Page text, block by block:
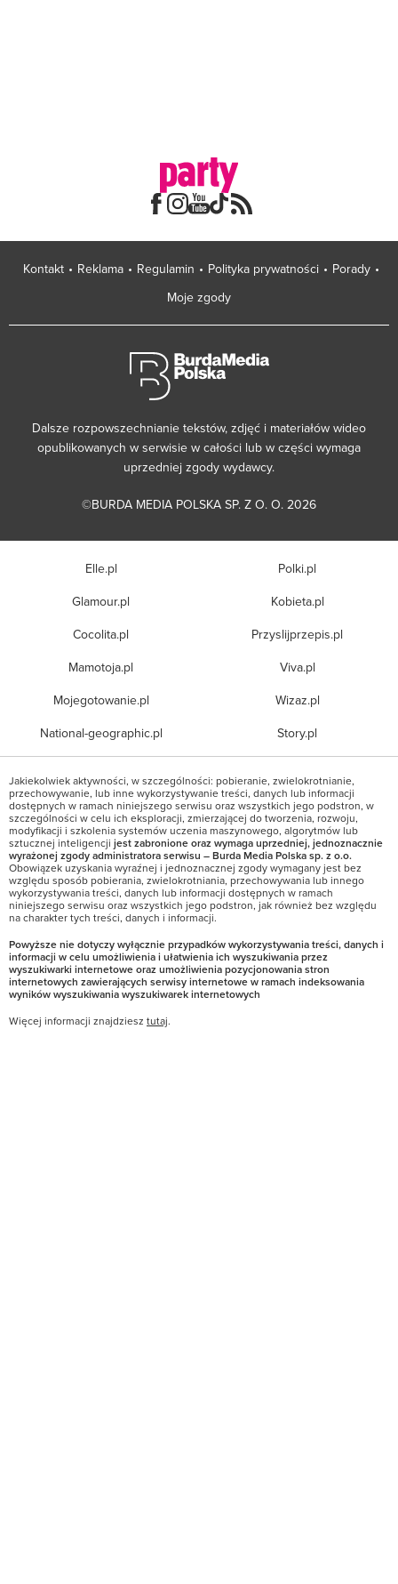
Kontakt Reklama Regulamin Polityka prywatności
Porady
Moje zgody
Dalsze rozpowszechnianie tekstów, zdjęć i materiałów wideo
opublikowanych w serwisie w całości lub w części wymaga
uprzedniej zgody wydawcy.
©BURDA MEDIA POLSKA SP. Z O. O. 2026
Elle.pl
Glamour.pl
Cocolita.pl
Mamotoja.pl
Mojegotowanie.pl
National-geographic.pl
Polki.pl
Kobieta.pl
Przyslijprzepis.pl
Viva.pl
Wizaz.pl
Story.pl
Jakiekolwiek aktywności, w szczególności: pobieranie, zwielokrotnianie,
przechowywanie, lub inne wykorzystywanie treści, danych lub informacji
dostępnych w ramach niniejszego serwisu oraz wszystkich jego podstron, w
szczególności w celu ich eksploracji, zmierzającej do tworzenia, rozwoju,
modyfikacji i szkolenia systemów uczenia maszynowego, algorytmów lub
sztucznej inteligencji jest zabronione oraz wymaga uprzedniej, jednoznacznie
wyrażonej zgody administratora serwisu – Burda Media Polska sp. z o.o.
Obowiązek uzyskania wyraźnej i jednoznacznej zgody wymagany jest bez
względu sposób pobierania, zwielokrotniania, przechowywania lub innego
wykorzystywania treści, danych lub informacji dostępnych w ramach
niniejszego serwisu oraz wszystkich jego podstron, jak również bez względu
na charakter tych treści, danych i informacji.
Powyższe nie dotyczy wyłącznie przypadków wykorzystywania treści, danych i
informacji w celu umożliwienia i ułatwienia ich wyszukiwania przez
wyszukiwarki internetowe oraz umożliwienia pozycjonowania stron
internetowych zawierających serwisy internetowe w ramach indeksowania
wyników wyszukiwania wyszukiwarek internetowych
Więcej informacji znajdziesz tutaj.